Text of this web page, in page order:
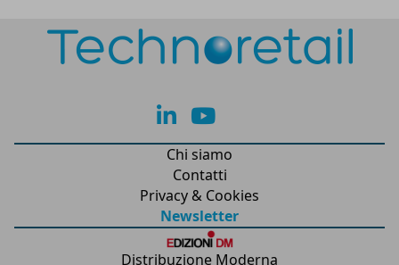
lk yt
Chi siamo
Contatti
Privacy & Cookies
Newsletter
Distribuzione Moderna